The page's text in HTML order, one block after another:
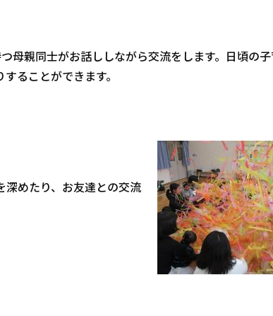
母親同士がお話ししながら交流をします。日頃の
ることができます。
めたり、お友達との交流